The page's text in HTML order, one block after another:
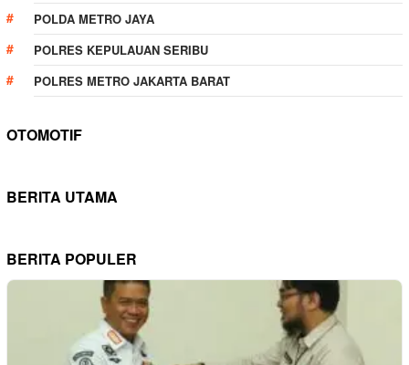
POLDA METRO JAYA
POLRES KEPULAUAN SERIBU
POLRES METRO JAKARTA BARAT
OTOMOTIF
BERITA UTAMA
BERITA POPULER